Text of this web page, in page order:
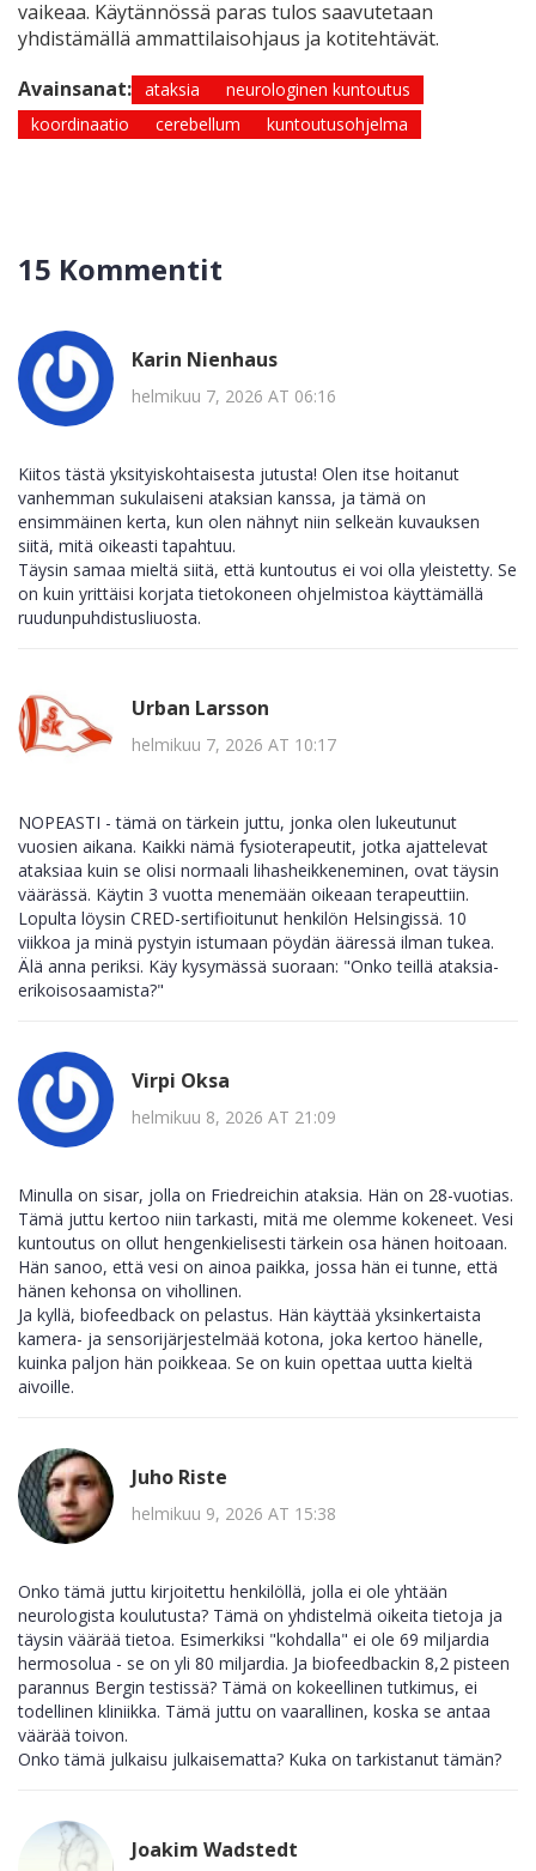
vaikeaa. Käytännössä paras tulos saavutetaan
yhdistämällä ammattilaisohjaus ja kotitehtävät.
Avainsanat: ataksia
neurologinen kuntoutus
koordinaatio
cerebellum kuntoutusohjelma
15 Kommentit
Karin Nienhaus
helmikuu 7, 2026 AT 06:16
Kiitos tästä yksityiskohtaisesta jutusta! Olen itse hoitanut
vanhemman sukulaiseni ataksian kanssa, ja tämä on
ensimmäinen kerta, kun olen nähnyt niin selkeän kuvauksen
siitä, mitä oikeasti tapahtuu.
Täysin samaa mieltä siitä, että kuntoutus ei voi olla yleistetty. Se
on kuin yrittäisi korjata tietokoneen ohjelmistoa käyttämällä
ruudunpuhdistusliuosta.
Urban Larsson
helmikuu 7, 2026 AT 10:17
NOPEASTI - tämä on tärkein juttu, jonka olen lukeutunut
vuosien aikana. Kaikki nämä fysioterapeutit, jotka ajattelevat
ataksiaa kuin se olisi normaali lihasheikkeneminen, ovat täysin
väärässä. Käytin 3 vuotta menemään oikeaan terapeuttiin.
Lopulta löysin CRED-sertifioitunut henkilön Helsingissä. 10
viikkoa ja minä pystyin istumaan pöydän ääressä ilman tukea.
Älä anna periksi. Käy kysymässä suoraan: "Onko teillä ataksia-
erikoisosaamista?"
Virpi Oksa
helmikuu 8, 2026 AT 21:09
Minulla on sisar, jolla on Friedreichin ataksia. Hän on 28-vuotias.
Tämä juttu kertoo niin tarkasti, mitä me olemme kokeneet. Vesi
kuntoutus on ollut hengenkielisesti tärkein osa hänen hoitoaan.
Hän sanoo, että vesi on ainoa paikka, jossa hän ei tunne, että
hänen kehonsa on vihollinen.
Ja kyllä, biofeedback on pelastus. Hän käyttää yksinkertaista
kamera- ja sensorijärjestelmää kotona, joka kertoo hänelle,
kuinka paljon hän poikkeaa. Se on kuin opettaa uutta kieltä
aivoille.
Juho Riste
helmikuu 9, 2026 AT 15:38
Onko tämä juttu kirjoitettu henkilöllä, jolla ei ole yhtään
neurologista koulutusta? Tämä on yhdistelmä oikeita tietoja ja
täysin väärää tietoa. Esimerkiksi "kohdalla" ei ole 69 miljardia
hermosolua - se on yli 80 miljardia. Ja biofeedbackin 8,2 pisteen
parannus Bergin testissä? Tämä on kokeellinen tutkimus, ei
todellinen kliniikka. Tämä juttu on vaarallinen, koska se antaa
väärää toivon.
Onko tämä julkaisu julkaisematta? Kuka on tarkistanut tämän?
Joakim Wadstedt